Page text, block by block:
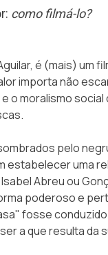
como filmá-lo?
é (mais) um
importa não
o moralismo social
pelo
estabelecer uma
Abreu ou
poderoso e
fosse conduzido
a que resulta da